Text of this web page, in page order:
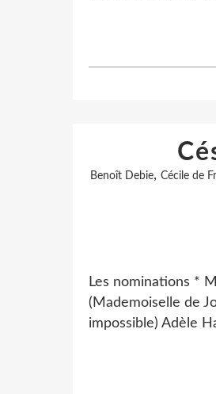
Benoît Debie, Cécile de
Les nominations *
(Mademoiselle de
impossible) Adèle